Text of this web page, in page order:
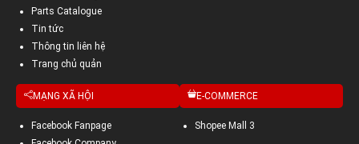
Parts Catalogue
Tin tức
Thông tin liên hệ
Trang chủ quản
MẠNG XÃ HỘI
Facebook Fanpage
E-COMMERCE
Shopee Mall 3